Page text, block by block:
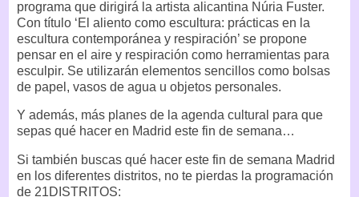
programa que dirigirá la artista alicantina Núria Fuster.
Con título ‘El aliento como escultura: prácticas en la
escultura contemporánea y respiración’ se propone
pensar en el aire y respiración como herramientas para
esculpir. Se utilizarán elementos sencillos como bolsas
de papel, vasos de agua u objetos personales.
Y además, más planes de la agenda cultural para que
sepas qué hacer en Madrid este fin de semana…
Si también buscas qué hacer este fin de semana Madrid
en los diferentes distritos, no te pierdas la programación
de 21DISTRITOS: